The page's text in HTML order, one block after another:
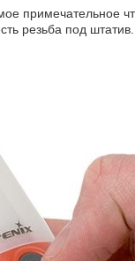
примечательное
резьба под штатив.